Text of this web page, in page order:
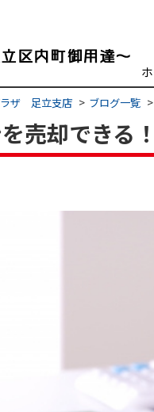
ラザ 足立支店 ブログ一覧
売却できる